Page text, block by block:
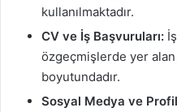
kullanılmaktadır.
CV ve İş Başvuruları:
özgeçmişlerde yer
boyutundadır.
Sosyal Medya ve